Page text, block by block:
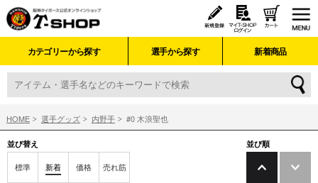
カテゴリーから探す 選手から探す 新着商品
HOME 選手グッズ 内野手 #0 木浪聖也
並び替え
標準 新着 価格 売れ筋
並び順